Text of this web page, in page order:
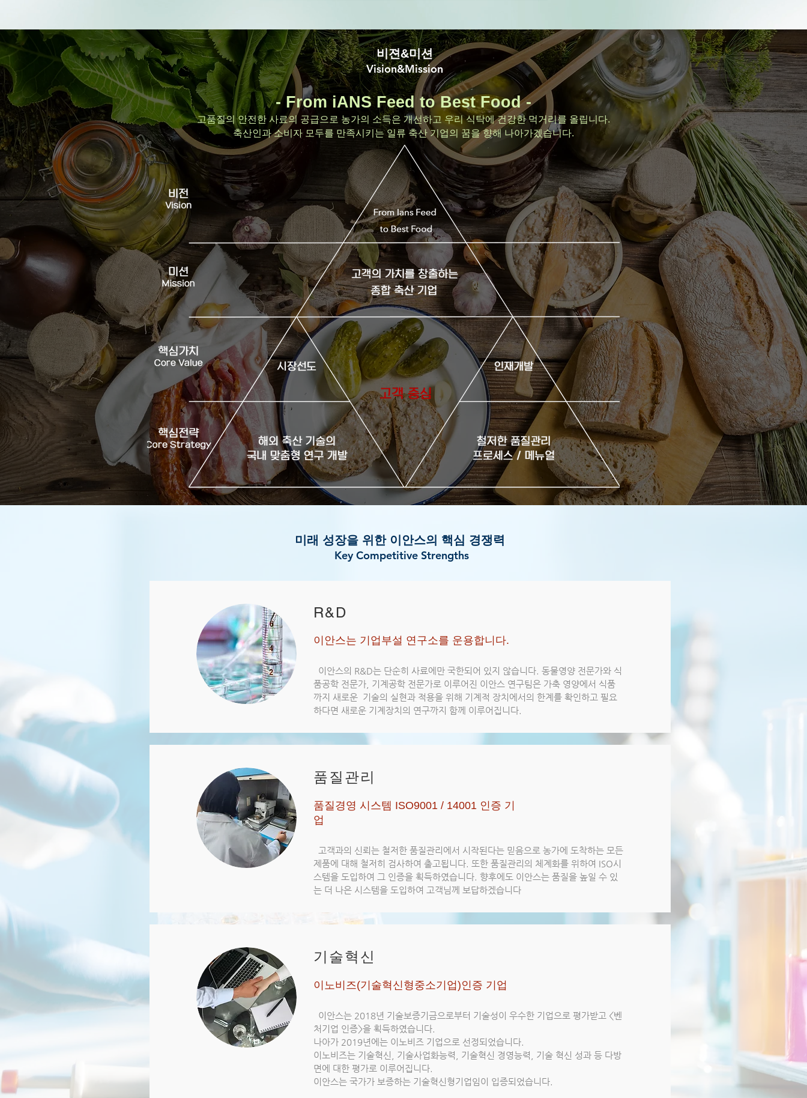
비젼&미션
Vision&Mission
- From iANS Feed to Best Food -
고품질의 안전한 사료의 공급으로 농가의 소득은 개선하고 우리 식탁에 건강한 먹거리를 올립니다.
축산인과 소비자 모두를 만족시키는 일류 축산 기업의 꿈을 향해 나아가겠습니다.
​미래 성장을 위한 이안스의 핵심 경쟁력
Key Competitive Strengths
R&D
이안스는 기업부설 연구소를 운용합니다.
이안스의 R&D는 단순히 사료에만 국한되어 있지 않습니다. 동물영양 전문가와 식
품공학 전문가, 기계공학 전문가로 이루어진 이안스 연구팀은 가축 영양에서 식품
까지 새로운 기술의 실현과 적용을 위해 기계적 장치에서의 한계를 확인하고 필요
하다면 새로운 기계장치의 연구까지 함께 이루어집니다.
품질관리
품질경영 시스템 ISO9001 / 14001 인증 기
업
고객과의 신뢰는 철저한 품질관리에서 시작된다는 믿음으로 농가에 도착하는 모든
제품에 대해 철저히 검사하여 출고됩니다. 또한 품질관리의 체계화를 위하여 ISO시
스템을 도입하여 그 인증을 획득하였습니다. 향후에도 이안스는 품질을 높일 수 있
는 더 나은 시스템을 도입하여 고객님께 보답하겠습니다
기술혁신
이노비즈(기술혁신형중소기업)인증 기업
이안스는 2018년 기술보증기금으로부터 기술성이 우수한 기업으로 평가받고 <벤
처기업 인증>을 획득하였습니다.
나아가 2019년에는 이노비즈 기업으로 선정되었습니다.
이노비즈는 기술혁신, 기술사업화능력, 기술혁신 경영능력, 기술 혁신 성과 등 다방
면에 대한 평가로 이루어집니다.
이안스는 국가가 보증하는 기술혁신형기업임이 입증되었습니다.